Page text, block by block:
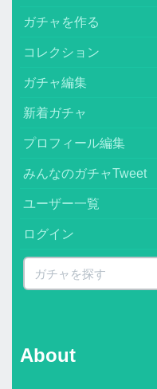
ガチャを作る
コレクション
ガチャ編集
新着ガチャ
プロフィール編集
みんなのガチャTweet
ユーザー一覧
ログイン
About